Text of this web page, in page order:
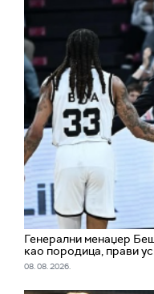
Генерални менаџер
као породица, прави
08. 08. 2026.